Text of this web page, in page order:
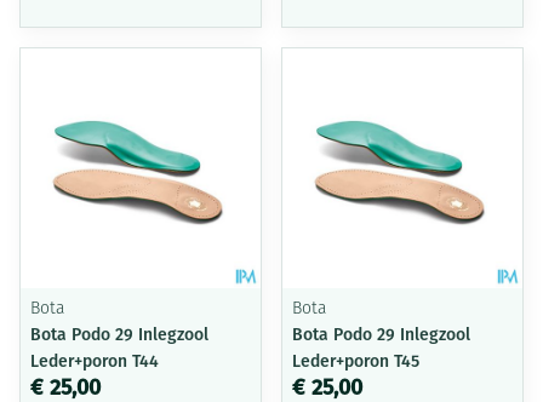
Bota
Bota Podo 29 Inlegzool
Leder+poron T44
€ 25,00
Bota
Bota Podo 29 Inlegzool
Leder+poron T45
€ 25,00